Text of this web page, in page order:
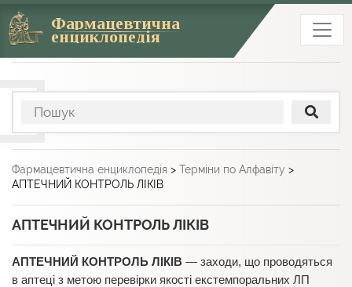
Фармацевтична
енциклопедія
Фармацевтична енциклопедія > Терміни по Алфавіту >
АПТЕЧНИЙ КОНТРОЛЬ ЛІКІВ
АПТЕЧНИЙ КОНТРОЛЬ ЛІКІВ
АПТЕЧНИЙ КОНТРОЛЬ ЛІКІВ — заходи, що проводяться
в аптеці з метою перевірки якості екстемпоральних ЛП